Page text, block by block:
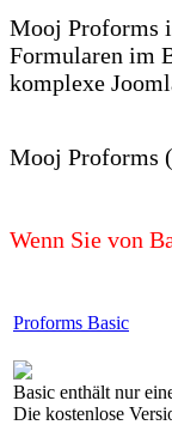
Mooj Proforms
Formularen im
komplexe
Mooj Proforms
Wenn Sie von
Proforms Basic
Basic enthält nur
Die kostenlose